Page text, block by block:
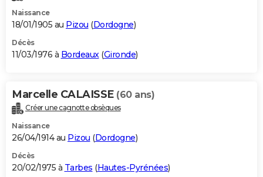
Naissance
18/01/1905 au Pizou (Dordogne)
Décès
11/03/1976 à Bordeaux(Gironde)
Marcelle CALAISSE (60 ans)
Créer une cagnotte obsèques
Naissance
26/04/1914 au Pizou (Dordogne)
Décès
20/02/1975 à Tarbes (Hautes-Pyrénées)